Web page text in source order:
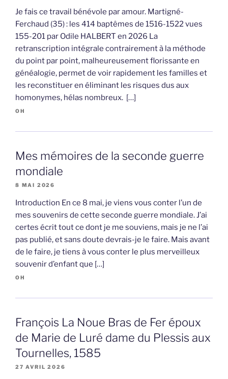
Je fais ce travail bénévole par amour. Martigné-
Ferchaud (35) : les 414 baptêmes de 1516-1522 vues
155-201 par Odile HALBERT en 2026 La
retranscription intégrale contrairement à la méthode
du point par point, malheureusement florissante en
généalogie, permet de voir rapidement les familles et
les reconstituer en éliminant les risques dus aux
homonymes, hélas nombreux. […]
OH
Mes mémoires de la seconde guerre
mondiale
8 MAI 2026
Introduction En ce 8 mai, je viens vous conter l’un de
mes souvenirs de cette seconde guerre mondiale. J’ai
certes écrit tout ce dont je me souviens, mais je ne l’ai
pas publié, et sans doute devrais-je le faire. Mais avant
de le faire, je tiens à vous conter le plus merveilleux
souvenir d’enfant que […]
OH
François La Noue Bras de Fer époux
de Marie de Luré dame du Plessis aux
Tournelles, 1585
27 AVRIL 2026